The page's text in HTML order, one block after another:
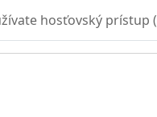
hosťovský prístup (